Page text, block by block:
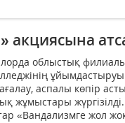
акциясына
облыстық
аспалы көпір
жұмыстары
«Вандализмге жол